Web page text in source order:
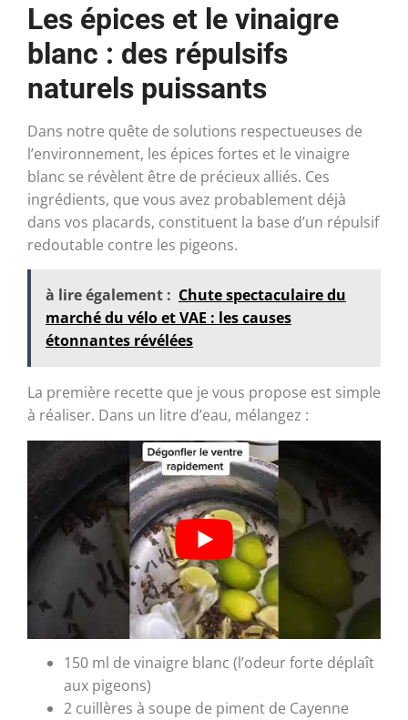
Les épices et le vinaigre
blanc : des répulsifs
naturels puissants
Dans notre quête de solutions respectueuses de
l’environnement, les épices fortes et le vinaigre
blanc se révèlent être de précieux alliés. Ces
ingrédients, que vous avez probablement déjà
dans vos placards, constituent la base d’un répulsif
redoutable contre les pigeons.
à lire également : Chute spectaculaire du
marché du vélo et VAE : les causes
étonnantes révélées
La première recette que je vous propose est simple
à réaliser. Dans un litre d’eau, mélangez :
150 ml de vinaigre blanc (l’odeur forte déplaît
aux pigeons)
2 cuillères à soupe de piment de Cayenne